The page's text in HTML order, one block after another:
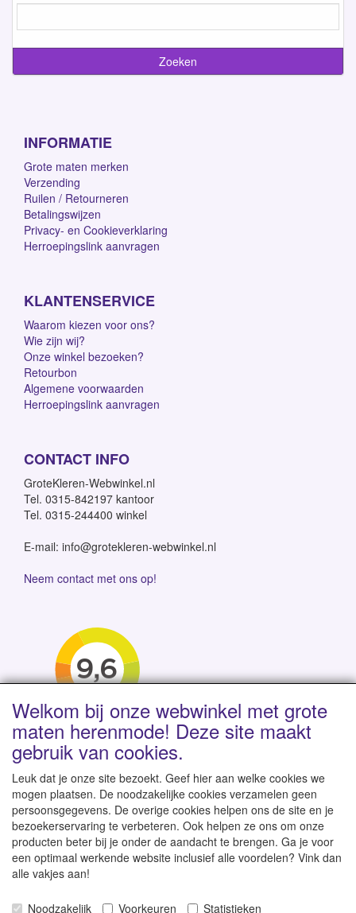
INFORMATIE
Grote maten merken
Verzending
Ruilen / Retourneren
Betalingswijzen
Privacy- en Cookieverklaring
Herroepingslink aanvragen
KLANTENSERVICE
Waarom kiezen voor ons?
Wie zijn wij?
Onze winkel bezoeken?
Retourbon
Algemene voorwaarden
Herroepingslink aanvragen
CONTACT INFO
GroteKleren-Webwinkel.nl
Tel. 0315-842197 kantoor
Tel. 0315-244400 winkel
E-mail: info@grotekleren-webwinkel.nl
Neem contact met ons op!
Levertijd 1-2 werkdagen | Vanaf € 95 gratis verzending
binnen NL | Direct leverbaar uit eigen voorraad
Welkom bij onze webwinkel met grote
maten herenmode! Deze site maakt
gebruik van cookies.
Leuk dat je onze site bezoekt. Geef hier aan welke cookies we
mogen plaatsen. De noodzakelijke cookies verzamelen geen
persoonsgegevens. De overige cookies helpen ons de site en je
bezoekerservaring te verbeteren. Ook helpen ze ons om onze
producten beter bij je onder de aandacht te brengen. Ga je voor
een optimaal werkende website inclusief alle voordelen? Vink dan
alle vakjes aan!
Noodzakelijk Voorkeuren Statistieken